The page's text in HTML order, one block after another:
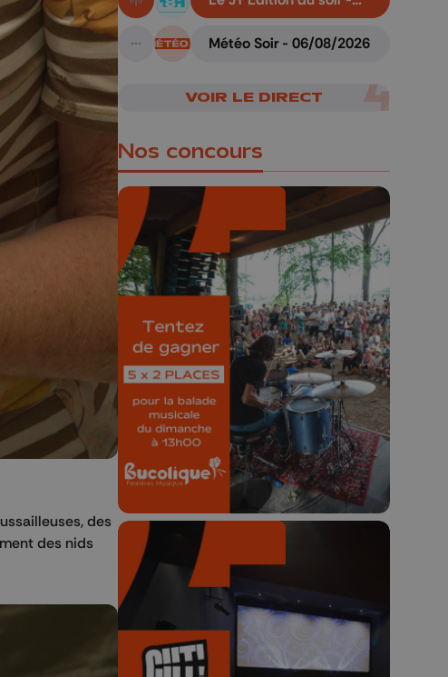
des
des nids
En live!
A suivre
Météo Soir - 06/08/2026
VOIR LE DIRECT
Nos concours
🎁 Gagnez 5x2
places pour le
Bucolique Ferrières
Festival 🌿🎶
Concours valable jusqu'au 9 août,
23h59.
🎬 Concours CUT x
Les Grignoux ✨